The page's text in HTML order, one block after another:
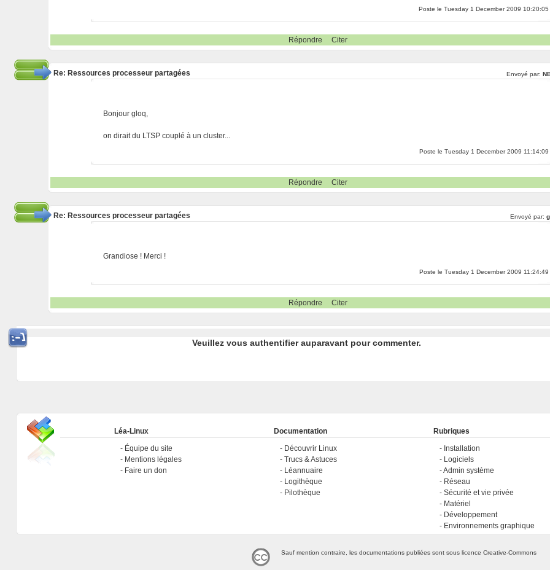
Poste le Tuesday 1 December 2009 10:20:05
Répondre Citer
Re: Ressources processeur partagées Envoyé par:
Bonjour gloq,
on dirait du LTSP couplé à un cluster...
Poste le Tuesday 1 December 2009 11:14:09
Répondre Citer
Re: Ressources processeur partagées Envoyé par:
Grandiose ! Merci !
Poste le Tuesday 1 December 2009 11:24:49
Répondre Citer
Veuillez vous authentifier auparavant pour commenter.
Léa-Linux
Équipe du site
Mentions légales
Faire un don
Documentation
Découvrir Linux
Trucs & Astuces
Léannuaire
Logithèque
Pilothèque
Rubriques
Installation
Logiciels
Admin système
Réseau
Sécurité et vie privée
Matériel
Développement
Environnements graphique
Sauf mention contraire, les documentations publiées sont sous licenceCreative-Commons